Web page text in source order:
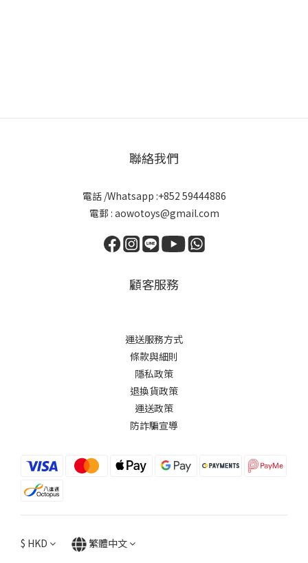
聯絡我們
電話 /Whatsapp :+852 59444886
電郵 : aowotoys@gmail.com
顧客服務
運送服務方式
條款與細則
隱私政策
退換貨政策
運送政策
防詐騙宣導
$ HKD 繁體中文